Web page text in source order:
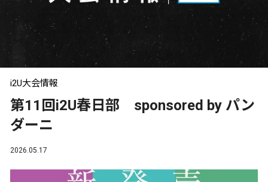
i2U大会情報
第11回i2U春日部 sponsored by パン
ダーニ
2026.05.17